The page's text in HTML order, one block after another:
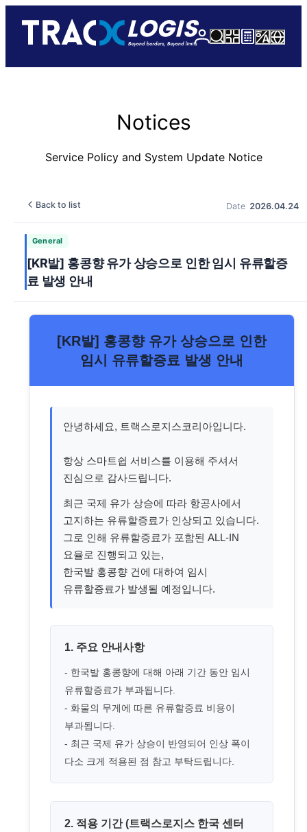
Lo
n
S
e
r
M
e
u
Ca
ul
L
a
g
C
o
n
Notices
Service Policy and System Update Notice
Back to list Date 2026.04.24
General
[KR발] 홍콩향 유가 상승으로 인한 임시 유류할증
료 발생 안내
[KR발] 홍콩향 유가 상승으로 인한
임시 유류할증료 발생 안내
안녕하세요, 트랙스로지스코리아입니다.
항상 스마트쉽 서비스를 이용해 주셔서
진심으로 감사드립니다.
최근 국제 유가 상승에 따라 항공사에서
고지하는 유류할증료가 인상되고 있습니다.
그로 인해 유류할증료가 포함된 ALL-IN
요율로 진행되고 있는,
한국발 홍콩향 건에 대하여 임시
유류할증료가 발생될 예정입니다.
1. 주요 안내사항
- 한국발 홍콩향에 대해 아래 기간 동안 임시
유류할증료가 부과됩니다.
- 화물의 무게에 따른 유류할증료 비용이
부과됩니다.
- 최근 국제 유가 상승이 반영되어 인상 폭이
다소 크게 적용된 점 참고 부탁드립니다.
2. 적용 기간 (트랙스로지스 한국 센터